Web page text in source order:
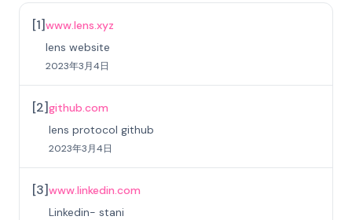
[1]www.lens.xyz
lens website
2023年3月4日
[2]github.com
lens protocol github
2023年3月4日
[3]www.linkedin.com
Linkedin- stani